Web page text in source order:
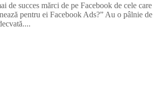
de succes mărci de pe Facebook de cele care
pentru ei Facebook Ads?” Au o pâlnie de